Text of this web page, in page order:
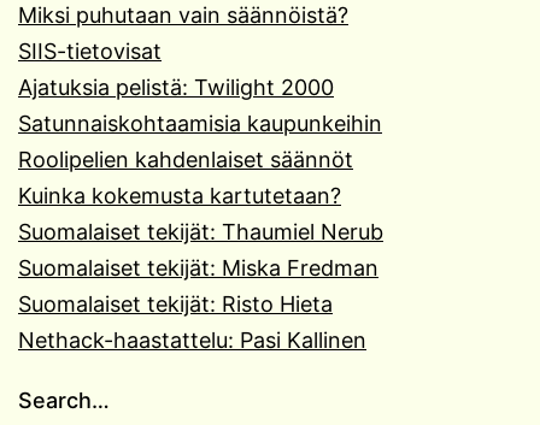
Miksi puhutaan vain säännöistä?
SIIS-tietovisat
Ajatuksia pelistä: Twilight 2000
Satunnaiskohtaamisia kaupunkeihin
Roolipelien kahdenlaiset säännöt
Kuinka kokemusta kartutetaan?
Suomalaiset tekijät: Thaumiel Nerub
Suomalaiset tekijät: Miska Fredman
Suomalaiset tekijät: Risto Hieta
Nethack-haastattelu: Pasi Kallinen
Search…